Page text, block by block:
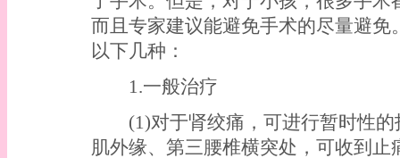
而且专家建议能避免手术的尽量避
以下几种：
1.一般治疗
(1)对于肾绞痛，可进行暂时性的
肌外缘、第三腰椎横突处，可收到止